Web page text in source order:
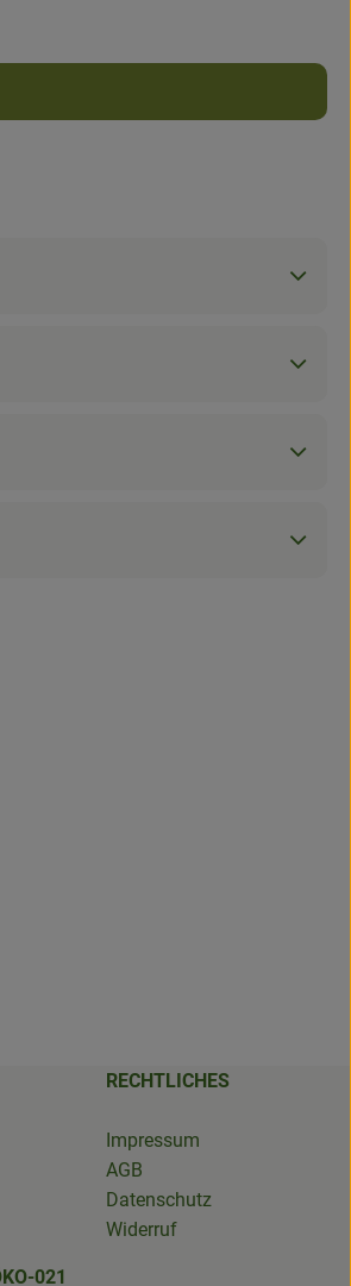
RECHTLICHES
Impressum
AGB
Datenschutz
Widerruf
021